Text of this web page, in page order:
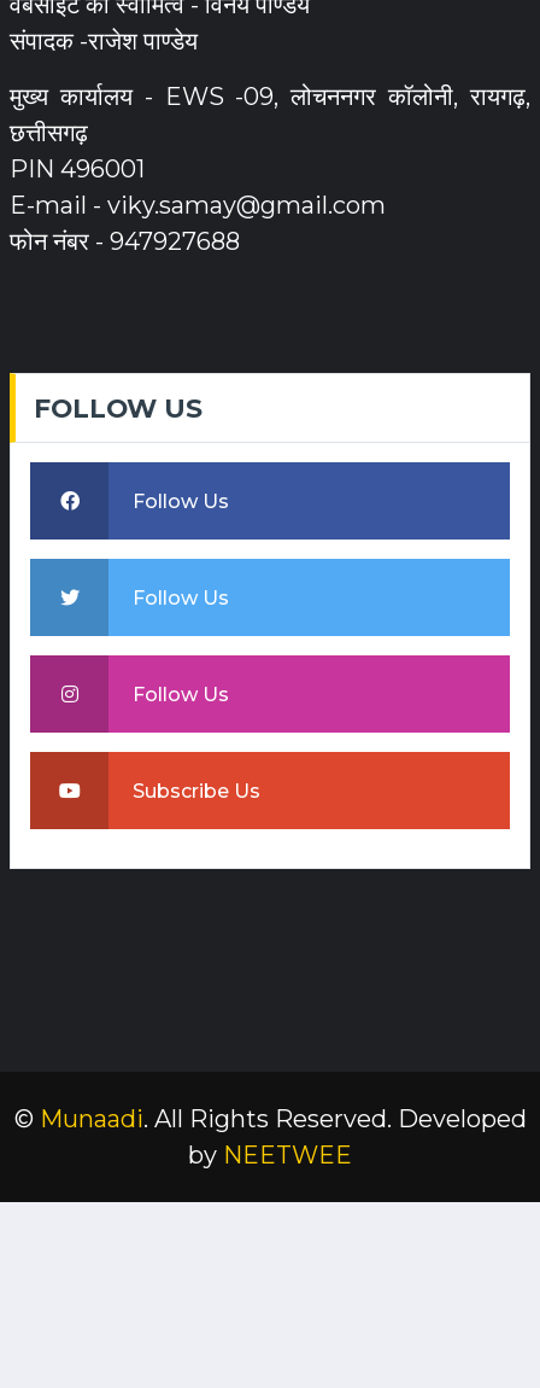
संपादक -राजेश पाण्डेय
मुख्य कार्यालय - EWS -09, लोचननगर कॉलोनी, रायगढ़,
छत्तीसगढ़
PIN 496001
E-mail - viky.samay@gmail.com
फोन नंबर - 947927688
FOLLOW US
Follow Us
Follow Us
Follow Us
Subscribe Us
© Munaadi. All Rights Reserved. Developed
by NEETWEE